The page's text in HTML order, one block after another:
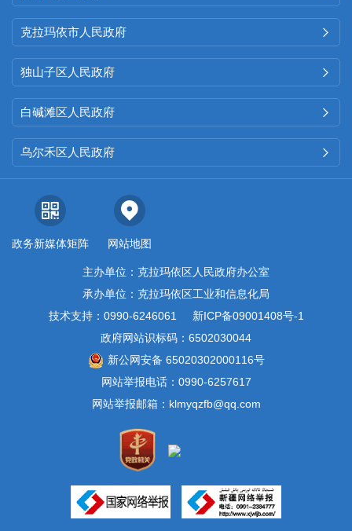
克拉玛依市人民政府 
独山子区人民政府 
白碱滩区人民政府 
乌尔禾区人民政府 
政务新媒体矩阵 网站地图
主办单位：克拉玛依区人民政府办公室
承办单位：克拉玛依区工业和信息化局
技术支持：0990-6246061
新ICP备09001408号-1
政府网站识标码：6502030044
新公网安备 65020302000116号
网站举报电话：0990-6257617
网站举报邮箱：klmyqzfb@qq.com